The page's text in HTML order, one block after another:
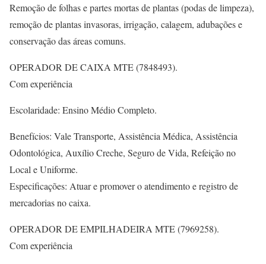
Remoção de folhas e partes mortas de plantas (podas de limpeza),
remoção de plantas invasoras, irrigação, calagem, adubações e
conservação das áreas comuns.
OPERADOR DE CAIXA MTE (7848493).
Com experiência
Escolaridade: Ensino Médio Completo.
Benefícios: Vale Transporte, Assistência Médica, Assistência
Odontológica, Auxílio Creche, Seguro de Vida, Refeição no
Local e Uniforme.
Especificações: Atuar e promover o atendimento e registro de
mercadorias no caixa.
OPERADOR DE EMPILHADEIRA MTE (7969258).
Com experiência